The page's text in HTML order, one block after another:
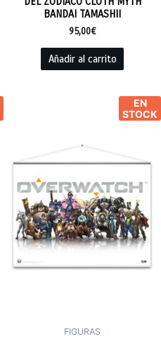
BANDAI TAMASHII
95,00€
Añadir al carrito
EN
STOCK
FIGURAS